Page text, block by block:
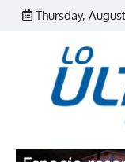
Skip
Thursday,